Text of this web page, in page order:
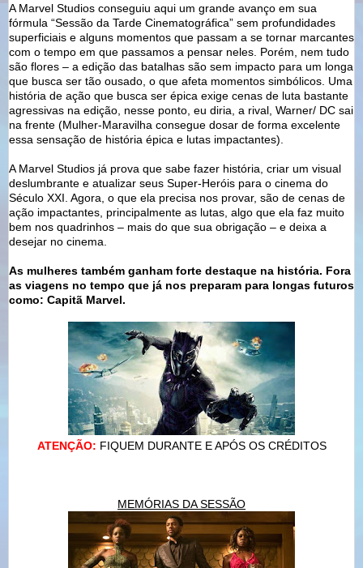
A Marvel Studios conseguiu aqui um grande avanço em sua
fórmula “Sessão da Tarde Cinematográfica” sem profundidades
superficiais e alguns momentos que passam a se tornar marcantes
com o tempo em que passamos a pensar neles. Porém, nem tudo
são flores – a edição das batalhas são sem impacto para um longa
que busca ser tão ousado, o que afeta momentos simbólicos. Uma
história de ação que busca ser épica exige cenas de luta bastante
agressivas na edição, nesse ponto, eu diria, a rival, Warner/ DC sai
na frente (Mulher-Maravilha consegue dosar de forma excelente
essa sensação de história épica e lutas impactantes).
A Marvel Studios já prova que sabe fazer história, criar um visual
deslumbrante e atualizar seus Super-Heróis para o cinema do
Século XXI. Agora, o que ela precisa nos provar, são de cenas de
ação impactantes, principalmente as lutas, algo que ela faz muito
bem nos quadrinhos – mais do que sua obrigação – e deixa a
desejar no cinema.
As mulheres também ganham forte destaque na história. Fora
as viagens no tempo que já nos preparam para longas futuros
como: Capitã Marvel.
ATENÇÃO: FIQUEM DURANTE E APÓS OS CRÉDITOS
MEMÓRIAS DA SESSÃO